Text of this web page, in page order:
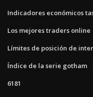
Indicadores económicos
Los mejores traders online
Límites de posición de
Índice de la serie gotham
6181